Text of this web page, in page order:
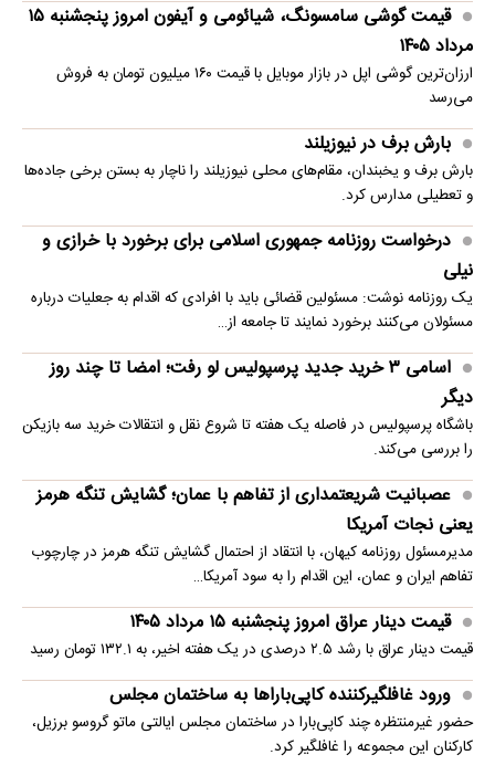
قیمت گوشی سامسونگ، شیائومی و آیفون امروز پنجشنبه ۱۵
مرداد ۱۴۰۵
ارزان‌ترین گوشی اپل در بازار موبایل با قیمت ۱۶۰ میلیون تومان به فروش
می‌رسد
بارش برف در نیوزیلند
بارش برف و یخبندان، مقام‌های محلی نیوزیلند را ناچار به بستن برخی جاده‌ها
و تعطیلی مدارس کرد.
درخواست روزنامه جمهوری اسلامی برای برخورد با خرازی و
نیلی
یک روزنامه نوشت: مسئولین قضائی باید با افرادی که اقدام به جعلیات درباره
مسئولان می‌کنند برخورد نمایند تا جامعه از…
اسامی ۳ خرید جدید پرسپولیس لو رفت؛ امضا تا چند روز
دیگر
باشگاه پرسپولیس در فاصله یک هفته تا شروع نقل و انتقالات خرید سه بازیکن
را بررسی می‌کند.
عصبانیت شریعتمداری از تفاهم با عمان؛ گشایش تنگه هرمز
یعنی نجات آمریکا
مدیرمسئول روزنامه کیهان، با انتقاد از احتمال گشایش تنگه هرمز در چارچوب
تفاهم ایران و عمان، این اقدام را به سود آمریکا…
قیمت دینار عراق امروز پنجشنبه ۱۵ مرداد ۱۴۰۵
قیمت دینار عراق با رشد ۲.۵ درصدی در یک هفته اخیر، به ۱۳۲.۱ تومان رسید
ورود غافلگیرکننده کاپی‌باراها به ساختمان مجلس
حضور غیرمنتظره چند کاپی‌بارا در ساختمان مجلس ایالتی ماتو گروسو برزیل،
کارکنان این مجموعه را غافلگیر کرد.